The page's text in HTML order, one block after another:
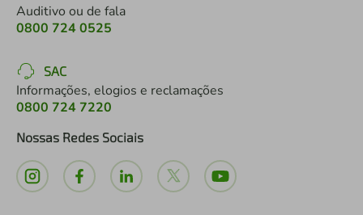
Auditivo ou de fala
0800 724 0525
SAC
Informações, elogios e reclamações
0800 724 7220
Nossas Redes Sociais